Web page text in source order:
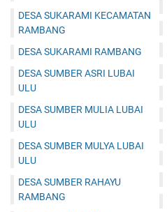
DESA SUKARAMI KECAMATAN
RAMBANG
DESA SUKARAMI RAMBANG
DESA SUMBER ASRI LUBAI
ULU
DESA SUMBER MULIA LUBAI
ULU
DESA SUMBER MULYA LUBAI
ULU
DESA SUMBER RAHAYU
RAMBANG